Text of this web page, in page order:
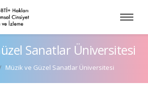
Sanatlar Üniversitesi
Müzik ve Güzel Sanatlar Üniversitesi